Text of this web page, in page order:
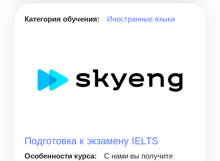
Категория обучения: Иностранные языки
Подготовка к экзамену IELTS
Особенности курса:
С нами вы получите